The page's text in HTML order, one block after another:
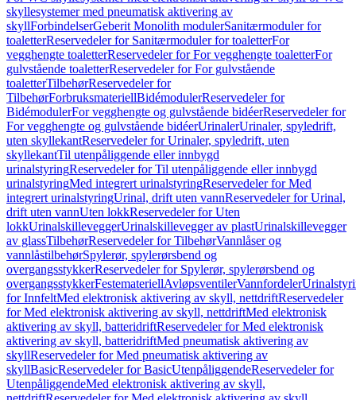
skyllesystemer med pneumatisk aktivering av
skyllForbindelserGeberit Monolith modulerSanitærmoduler for
toaletterReservedeler for Sanitærmoduler for toaletterFor
vegghengte toaletterReservedeler for For vegghengte toaletterFor
gulvstående toaletterReservedeler for For gulvstående
toaletterTilbehørReservedeler for
TilbehørForbruksmateriellBidémodulerReservedeler for
BidémodulerFor vegghengte og gulvstående bidéerReservedeler for
For vegghengte og gulvstående bidéerUrinalerUrinaler, spyledrift,
uten skyllekantReservedeler for Urinaler, spyledrift, uten
skyllekantTil utenpåliggende eller innbygd
urinalstyringReservedeler for Til utenpåliggende eller innbygd
urinalstyringMed integrert urinalstyringReservedeler for Med
integrert urinalstyringUrinal, drift uten vannReservedeler for Urinal,
drift uten vannUten lokkReservedeler for Uten
lokkUrinalskilleveggerUrinalskillevegger av plastUrinalskillevegger
av glassTilbehørReservedeler for TilbehørVannlåser og
vannlåstilbehørSpylerør, spylerørsbend og
overgangsstykkerReservedeler for Spylerør, spylerørsbend og
overgangsstykkerFestemateriellAvløpsventilerVannfordeler
for InnfeltMed elektronisk aktivering av skyll, nettdriftReservedeler
for Med elektronisk aktivering av skyll, nettdriftMed elektronisk
aktivering av skyll, batteridriftReservedeler for Med elektronisk
aktivering av skyll, batteridriftMed pneumatisk aktivering av
skyllReservedeler for Med pneumatisk aktivering av
skyllBasicReservedeler for BasicUtenpåliggendeReservedeler for
UtenpåliggendeMed elektronisk aktivering av skyll,